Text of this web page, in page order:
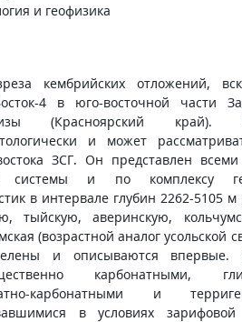
и геофизика
кембрийских отложений,
4 в юго-восточной части
(Красноярский край).
и может
ЗСГ. Он представлен
системы и по комплексу
в интервале глубин 2262-5105 м
тыйскую, аверинскую,
(возрастной аналог усольской
и описываются впервые.
карбонатными,
карбонатными и
в условиях зарифовой